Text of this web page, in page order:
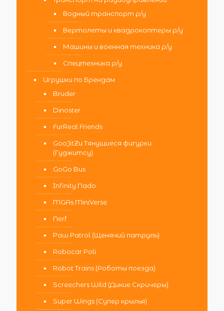
Водный транспорт р/у
Вертолеты и квадрокоптеры р/у
Машины и военная техника р/у
Спецтехника р/у
Игрушки по Брендам
Bruder
Dinoster
FurReal Friends
GooJitZu Тянущиеся фигурки
(Гуджитсу)
GoGo Bus
Infinity Nado
MGAs MiniVerse
Nerf
Paw Patrol (Щенячий патруль)
Robocar Poli
Robot Trains (Роботы поезда)
Screechers Wild (Дикие Скричеры)
Super Wings (Супер крылья)